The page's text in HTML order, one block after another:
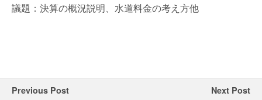
議題：決算の概況説明、水道料金の考え方他
Previous Post Next Post